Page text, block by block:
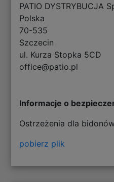
PATIO DYSTRYBUCJA
Polska
70-535
Szczecin
ul. Kurza Stopka 5CD
office@patio.pl
Informacje o
Ostrzeżenia dla
pobierz plik